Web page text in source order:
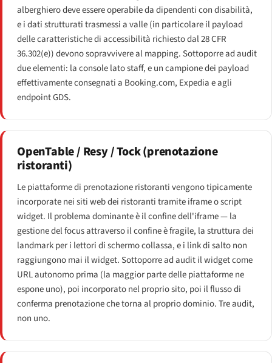
alberghiero deve essere operabile da dipendenti con disabilità,
e i dati strutturati trasmessi a valle (in particolare il payload
delle caratteristiche di accessibilità richiesto dal 28 CFR
36.302(e)) devono sopravvivere al mapping. Sottoporre ad audit
due elementi: la console lato staff, e un campione dei payload
effettivamente consegnati a Booking.com, Expedia e agli
endpoint GDS.
OpenTable / Resy / Tock (prenotazione
ristoranti)
Le piattaforme di prenotazione ristoranti vengono tipicamente
incorporate nei siti web dei ristoranti tramite iframe o script
widget. Il problema dominante è il confine dell'iframe — la
gestione del focus attraverso il confine è fragile, la struttura dei
landmark per i lettori di schermo collassa, e i link di salto non
raggiungono mai il widget. Sottoporre ad audit il widget come
URL autonomo prima (la maggior parte delle piattaforme ne
espone uno), poi incorporato nel proprio sito, poi il flusso di
conferma prenotazione che torna al proprio dominio. Tre audit,
non uno.